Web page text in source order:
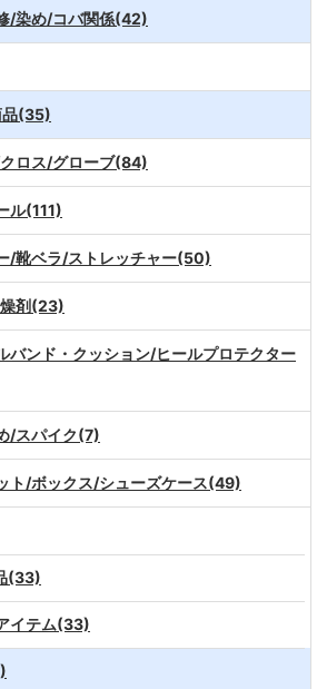
/染め/コバ関係(42)
品(35)
ロス/グローブ(84)
ル(111)
/靴ベラ/ストレッチャー(50)
剤(23)
バンド・クッション/ヒールプロテクター
/スパイク(7)
ト/ボックス/シューズケース(49)
(33)
イテム(33)